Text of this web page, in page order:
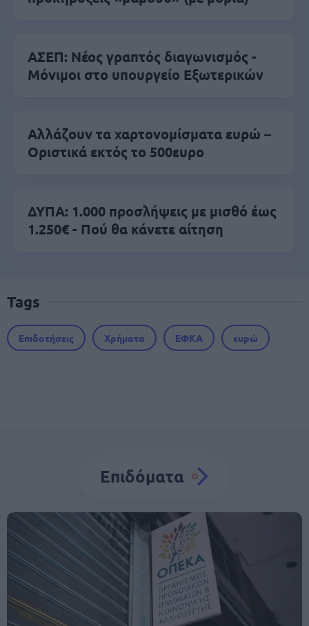
ΑΣΕΠ: Νέος γραπτός διαγωνισμός -
Μόνιμοι στο υπουργείο Εξωτερικών
Αλλάζουν τα χαρτονομίσματα ευρώ –
Οριστικά εκτός το 500ευρο
ΔΥΠΑ: 1.000 προσλήψεις με μισθό έως
1.250€ - Πού θα κάνετε αίτηση
Tags
Επιδοτήσεις Χρήματα ΕΦΚΑ ευρώ
Επιδόματα